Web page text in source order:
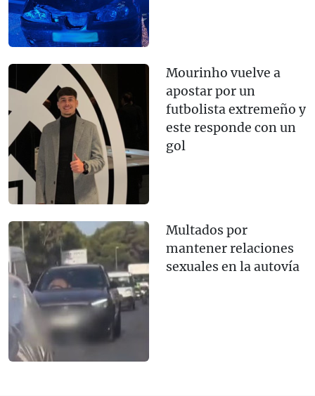
Mourinho vuelve a
apostar por un
futbolista extremeño y
este responde con un
gol
Multados por
mantener relaciones
sexuales en la autovía